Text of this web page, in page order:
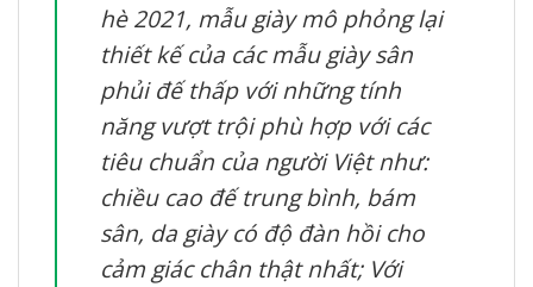
hè 2021, mẫu giày mô phỏng lại
thiết kế của các mẫu giày sân
phủi đế thấp với những tính
năng vượt trội phù hợp với các
tiêu chuẩn của người Việt như:
chiều cao đế trung bình, bám
sân, da giày có độ đàn hồi cho
cảm giác chân thật nhất; Với